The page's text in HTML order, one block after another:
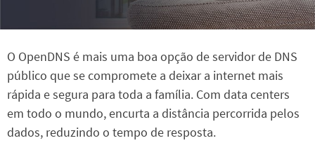
O OpenDNS é mais uma boa opção de servidor de DNS
público que se compromete a deixar a internet mais
rápida e segura para toda a família. Com data centers
em todo o mundo, encurta a distância percorrida pelos
dados, reduzindo o tempo de resposta.